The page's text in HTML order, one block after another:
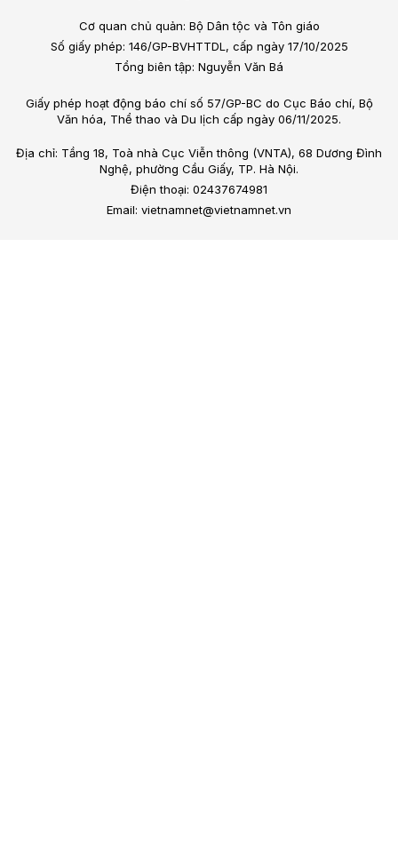
Cơ quan chủ quản: Bộ Dân tộc và Tôn giáo
Số giấy phép: 146/GP-BVHTTDL, cấp ngày 17/10/2025
Tổng biên tập: Nguyễn Văn Bá
Giấy phép hoạt động báo chí số 57/GP-BC do Cục Báo chí, Bộ
Văn hóa, Thể thao và Du lịch cấp ngày 06/11/2025.
Địa chỉ: Tầng 18, Toà nhà Cục Viễn thông (VNTA), 68 Dương Đình
Nghệ, phường Cầu Giấy, TP. Hà Nội.
Điện thoại: 02437674981
Email: vietnamnet@vietnamnet.vn